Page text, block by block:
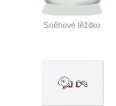
Sněhové těžítko